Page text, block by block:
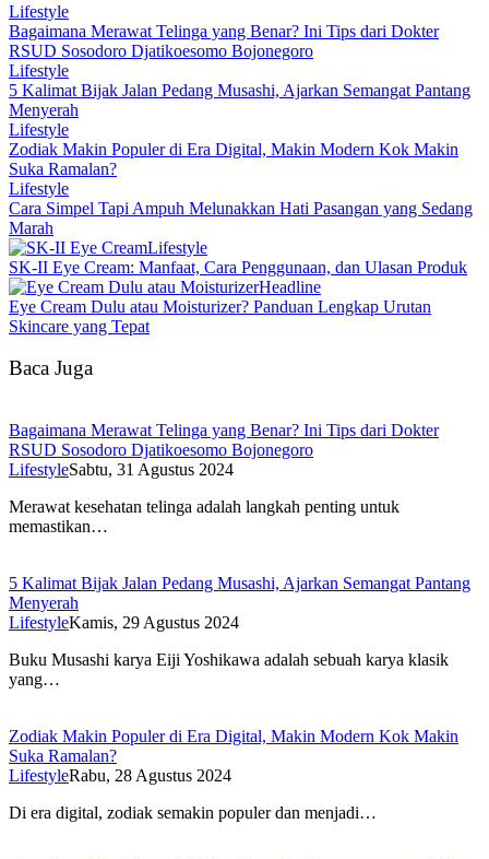
Lifestyle
Bagaimana Merawat Telinga yang Benar? Ini Tips dari Dokter
RSUD Sosodoro Djatikoesomo Bojonegoro
Lifestyle
5 Kalimat Bijak Jalan Pedang Musashi, Ajarkan Semangat Pantang
Menyerah
Lifestyle
Zodiak Makin Populer di Era Digital, Makin Modern Kok Makin
Suka Ramalan?
Lifestyle
Cara Simpel Tapi Ampuh Melunakkan Hati Pasangan yang Sedang
Marah
Lifestyle
SK-II Eye Cream: Manfaat, Cara Penggunaan, dan Ulasan Produk
Headline
Eye Cream Dulu atau Moisturizer? Panduan Lengkap Urutan
Skincare yang Tepat
Baca Juga
Bagaimana Merawat Telinga yang Benar? Ini Tips dari Dokter
RSUD Sosodoro Djatikoesomo Bojonegoro
LifestyleSabtu, 31 Agustus 2024
Merawat kesehatan telinga adalah langkah penting untuk
memastikan…
5 Kalimat Bijak Jalan Pedang Musashi, Ajarkan Semangat Pantang
Menyerah
LifestyleKamis, 29 Agustus 2024
Buku Musashi karya Eiji Yoshikawa adalah sebuah karya klasik
yang…
Zodiak Makin Populer di Era Digital, Makin Modern Kok Makin
Suka Ramalan?
LifestyleRabu, 28 Agustus 2024
Di era digital, zodiak semakin populer dan menjadi…